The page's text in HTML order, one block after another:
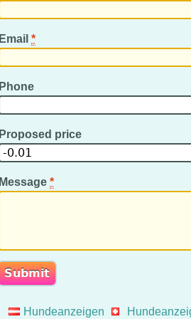
Email *
Phone
Proposed price
Message *
Hundeanzeigen